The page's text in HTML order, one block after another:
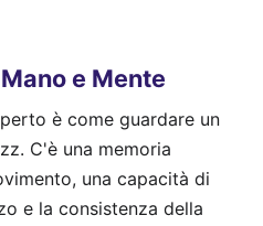
e Mente
è come guardare un
C'è una memoria
una capacità di
e la consistenza della